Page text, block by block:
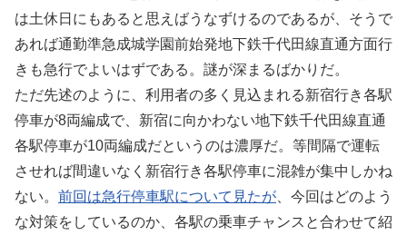
は土休日にもあると思えばうなずけるのであるが、そうで
あれば通勤準急成城学園前始発地下鉄千代田線直通方面行
きも急行でよいはずである。謎が深まるばかりだ。
ただ先述のように、利用者の多く見込まれる新宿行き各駅
停車が8両編成で、新宿に向かわない地下鉄千代田線直通
各駅停車が10両編成だというのは濃厚だ。等間隔で運転
させれば間違いなく新宿行き各駅停車に混雑が集中しかね
ない。 前回は急行停車駅について見たが 、今回はどのよう
な対策をしているのか、各駅の乗車チャンスと合わせて紹